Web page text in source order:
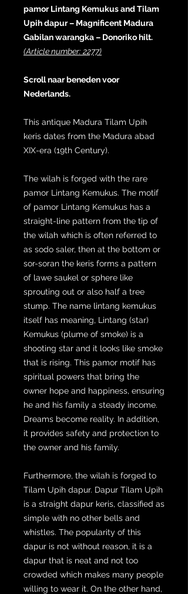
pamor Lintang Kemukus and Tilam
Upih dapur – Magnificent Madura
Gabilan warangka – Donoriko hilt.
(Article number: 2277)
Scroll naar beneden voor
Nederlands.
This antique Madura Tilam Upih
keris dates from the Madura abad
XIX-era (19th Century).
The wilah is forged with the rare
pamor Lintang Kemukus. The motif
of pamor Lintang Kemukus has a
straight-line pattern from the tip of
the wilah which is often referred to
as sodo saler, then at the bottom or
sor-soran the keris forms a pattern
of lawe saukel or sphere like
sprouting out or also half a tree
stump. The name lintang kemukus
itself has meaning, Lintang (star)
Kemukus (plume of smoke) is a
shooting star and it looks like smoke
that is rising. This pamor motif has
spiritual powers that bring the
owner hope and happiness, ensuring
he and his family a steady income.
Dreams become reality. In addition,
it provides safety and protection to
the owner and his family.
Furthermore, the wilah is forged to
Tilam Upih dapur. Dapur Tilam Upih
is a straight dapur keris, classified as
simple with no other bells and
whistles. The popularity of this
dapur is not without reason, it is a
dapur that is neat and not too
crowded which makes many people
willing to wear it. On the other hand,